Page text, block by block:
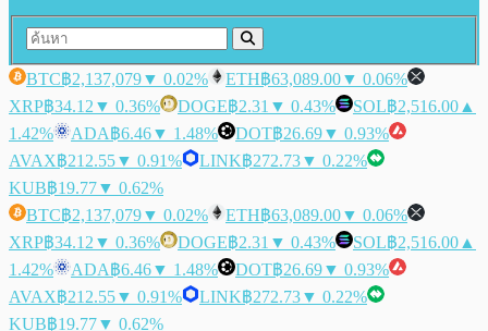
BTC฿2,137,079▼ 0.02% ETH฿63,089.00▼ 0.06%
XRP฿34.12 ▼ 0.36% DOGE฿2.31 ▼ 0.43% SOL฿2,516.00 ▲
1.42%
ADA฿6.46▼ 1.48% DOT฿26.69▼ 0.93%
AVAX฿212.55▼ 0.91% LINK฿272.73▼ 0.22%
KUB฿19.77▼ 0.62%
BTC฿2,137,079▼ 0.02% ETH฿63,089.00▼ 0.06%
XRP฿34.12 ▼ 0.36% DOGE฿2.31 ▼ 0.43% SOL฿2,516.00 ▲
1.42%
ADA฿6.46▼ 1.48% DOT฿26.69▼ 0.93%
AVAX฿212.55▼ 0.91% LINK฿272.73▼ 0.22%
KUB฿19.77▼ 0.62%